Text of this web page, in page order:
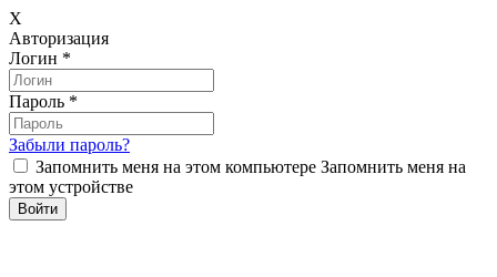
X
Авторизация
Логин *
Пароль *
Забыли пароль?
Запомнить меня на этом компьютере Запомнить меня на
этом устройстве